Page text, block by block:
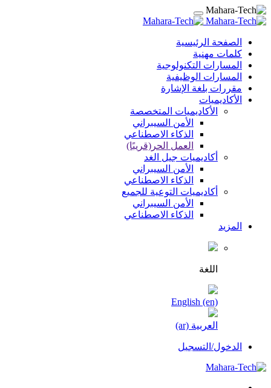
الصفحة الرئيسية
كلمات مهنية
المسارات التكنولوجية
المسارات الوظيفية
مقررات بلغة الإشارة
الأكاديميات
الأكاديميات المتخصصة
الأمن السيبراني
الذكاء الاصطناعي
العمل الحر(قريبًا)
أكاديميات جيل الغد
الأمن السيبراني
الذكاء الاصطناعي
أكاديميات التوعية للجميع
الأمن السيبراني
الذكاء الاصطناعي
المزيد
اللغة
English ‎(en)‎
العربية ‎(ar)‎
الدخول/التسجيل